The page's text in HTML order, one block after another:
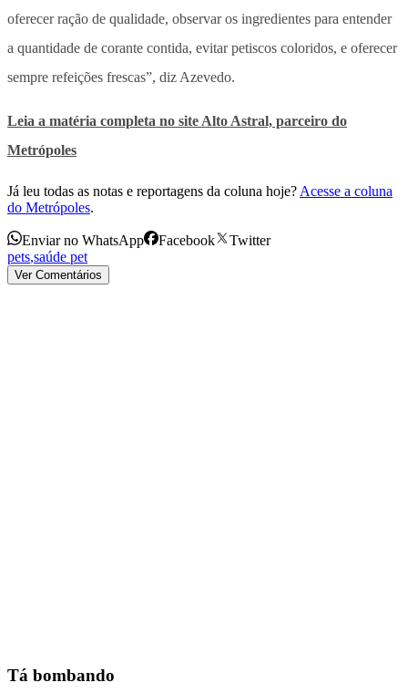
oferecer ração de qualidade, observar os ingredientes para entender
a quantidade de corante contida, evitar petiscos coloridos, e oferecer
sempre refeições frescas”, diz Azevedo.
Leia a matéria completa no site Alto Astral, parceiro do
Metrópoles
Já leu todas as notas e reportagens da coluna hoje? Acesse a coluna
do Metrópoles.
Enviar no WhatsApp Facebook
Twitter
pets,saúde pet
Ver Comentários
Tá bombando